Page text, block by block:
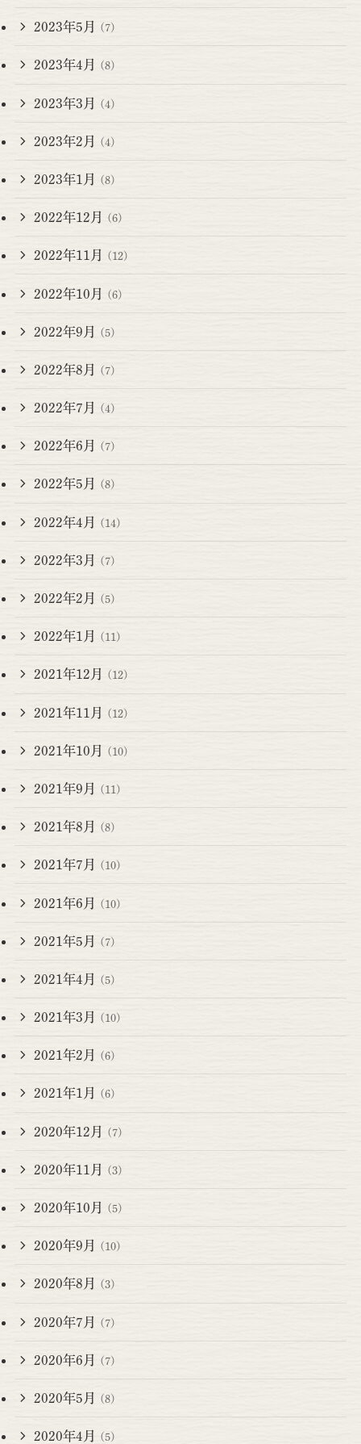
2023年5月 (7)
2023年4月 (8)
2023年3月 (4)
2023年2月 (4)
2023年1月 (8)
2022年12月 (6)
2022年11月 (12)
2022年10月 (6)
2022年9月 (5)
2022年8月 (7)
2022年7月 (4)
2022年6月 (7)
2022年5月 (8)
2022年4月 (14)
2022年3月 (7)
2022年2月 (5)
2022年1月 (11)
2021年12月 (12)
2021年11月 (12)
2021年10月 (10)
2021年9月 (11)
2021年8月 (8)
2021年7月 (10)
2021年6月 (10)
2021年5月 (7)
2021年4月 (5)
2021年3月 (10)
2021年2月 (6)
2021年1月 (6)
2020年12月 (7)
2020年11月 (3)
2020年10月 (5)
2020年9月 (10)
2020年8月 (3)
2020年7月 (7)
2020年6月 (7)
2020年5月 (8)
2020年4月 (5)